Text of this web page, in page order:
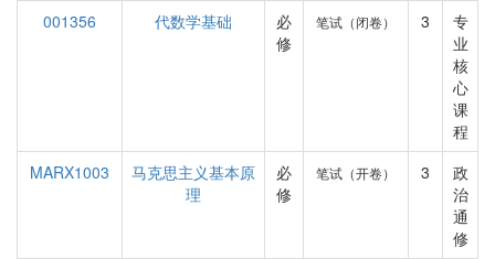
001356
代数学基础
必
修
笔试（闭卷） 3
专
业
核
心
课
程
MARX1003
马克思主义基本原
理
必
修
笔试（开卷） 3
政
治
通
修